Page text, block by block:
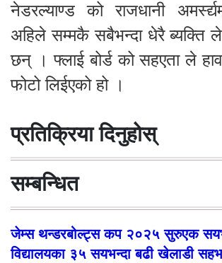
नेडरल्याण्ड को राजधानी
अहिले सम्मकै सबैभन्दा धेरै ब्यक्ति
छन् । फ्लाई बोर्ड को सहएता ले
फोटो लिईएको हो ।
प्रतिक्रिया दिनुहोस्
सम्बन्धित
जेम्स थन्डरबोल्ट्स कप २०२५ सुरुएक
विद्यालयका ३५ सयभन्दा बढी खेलाडी